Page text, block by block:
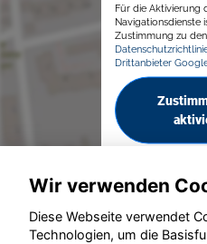
Für die Aktivierung
Navigationsdienste
Zustimmung zu den
Drittanbieter
Wir verwenden
Diese Webseite verwendet
Technologien, um die